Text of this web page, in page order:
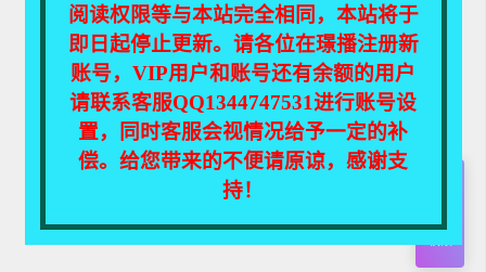
马上注册
阅读权限等与本站完全相同，本站将于
即日起停止更新。请各位在璟播注册新
账号，VIP用户和账号还有余额的用户
请联系客服QQ1344747531进行账号设
置，同时客服会视情况给予一定的补
偿。给您带来的不便请原谅，感谢支
持！
会员